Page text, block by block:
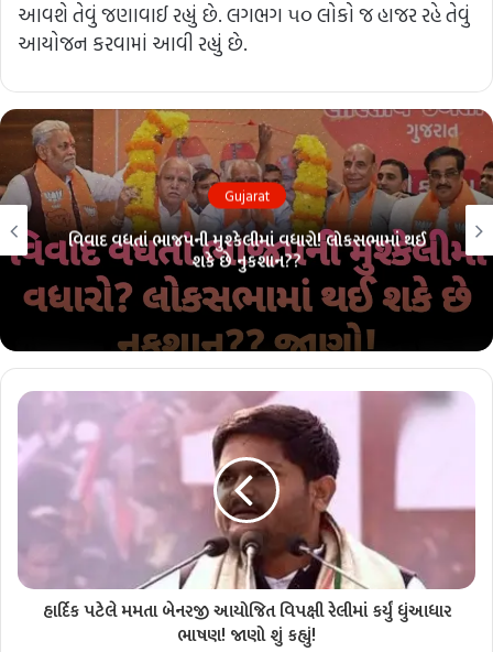
આવશે તેવું જણાવાઈ રહ્યું છે. લગભગ ૫૦ લોકો જ હાજર રહે તેવું
આયોજન કરવામાં આવી રહ્યું છે.
Gujarat
વિવાદ વધતાં ભાજપની મુશ્કેલીમાં વધારો! લોકસભામાં થઈ
શકે છે નુકશાન??
હાર્દિક પટેલે મમતા બેનરજી આયોજિત વિપક્ષી રેલીમાં કર્યું ધુંઆધાર
ભાષણ! જાણો શું કહ્યું!